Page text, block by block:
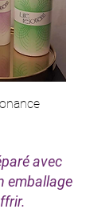
avec
emballage